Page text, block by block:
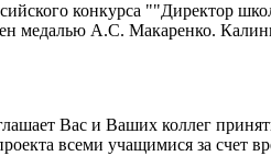
конкурса ""Директор
медалью А.С. Макаренко.
Вас и Ваших коллег
всеми учащимися за счет